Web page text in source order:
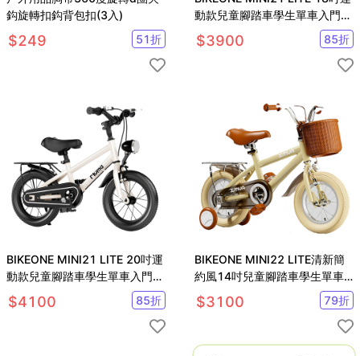
鈎旋轉扣鈎背包扣(3入)
$249 51折
動款兒童腳踏車學生單車入門款
輔助輪三輪車
$3900 85折
BIKEONE MINI21 LITE 20吋運
動款兒童腳踏車學生單車入門款
輔助輪三輪車
$4100 85折
BIKEONE MINI22 LITE清新簡
約風14吋兒童腳踏車學生單車
入門款輔助輪三輪車
$3100 79折